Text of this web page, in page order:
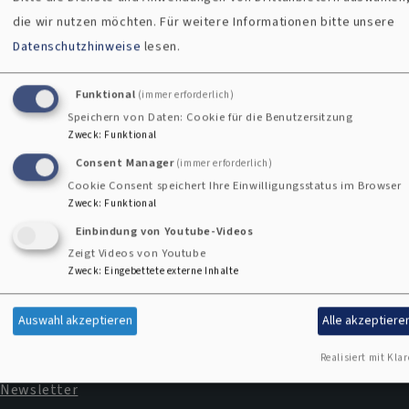
Partnerschaften
Kontaktformular
Fußbereichsmenü
Impressum
Kontakt
Newsletter
die wir nutzen möchten.Für weitere Informationen bitte unsere
Datenschutzhinweise lesen.
Funktional (immer erforderlich)
Speichern von Daten: Cookie für die Benutzersitzung
Zweck: Funktional
Consent Manager (immer erforderlich)
Cookie Consent speichert Ihre Einwilligungsstatus im Browser
Zweck: Funktional
Einbindung von Youtube-Videos
Zeigt Videos von Youtube
Zweck: Eingebettete externe Inhalte
Auswahl akzeptieren Alle
Realisiert mit